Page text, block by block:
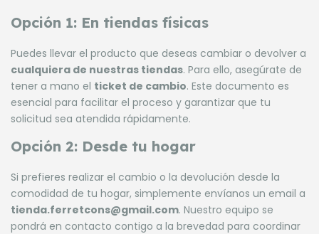
Opción 1: En tiendas físicas
Puedes llevar el producto que deseas cambiar o devolver a
cualquiera de nuestras tiendas. Para ello, asegúrate de
tener a mano el ticket de cambio. Este documento es
esencial para facilitar el proceso y garantizar que tu
solicitud sea atendida rápidamente.
Opción 2: Desde tu hogar
Si prefieres realizar el cambio o la devolución desde la
comodidad de tu hogar, simplemente envíanos un email a
tienda.ferretcons@gmail.com. Nuestro equipo se
pondrá en contacto contigo a la brevedad para coordinar